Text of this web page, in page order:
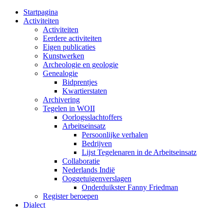
Startpagina
Activiteiten
Activiteiten
Eerdere activiteiten
Eigen publicaties
Kunstwerken
Archeologie en geologie
Genealogie
Bidprentjes
Kwartierstaten
Archivering
Tegelen in WOII
Oorlogsslachtoffers
Arbeitseinsatz
Persoonlijke verhalen
Bedrijven
Lijst Tegelenaren in de Arbeitseinsatz
Collaboratie
Nederlands Indië
Ooggetuigenverslagen
Onderduikster Fanny Friedman
Register beroepen
Dialect